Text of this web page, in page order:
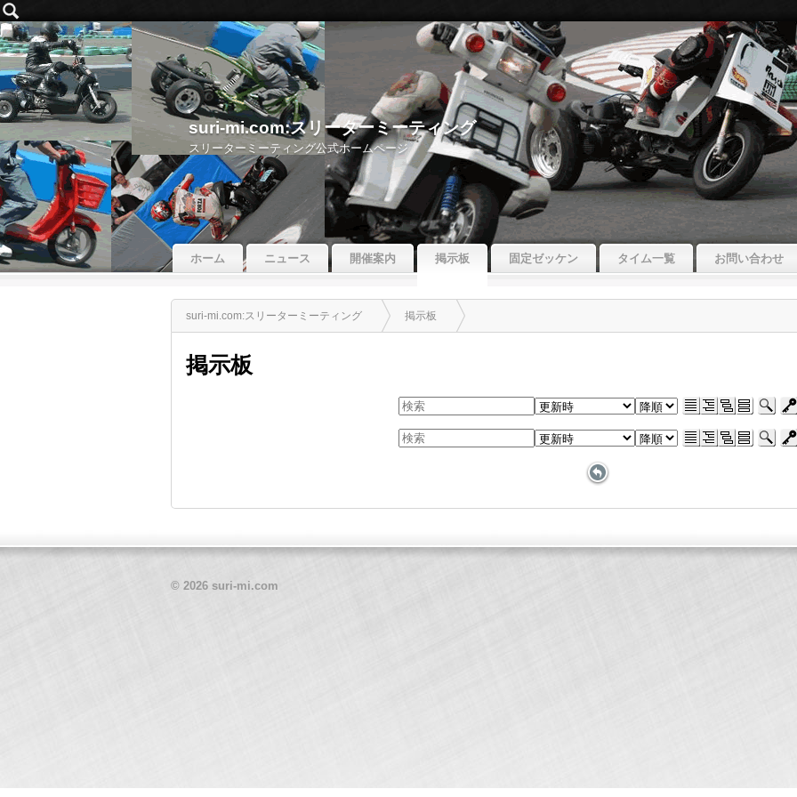
suri-mi.com:スリーターミーティング
スリーターミーティング公式ホームページ
ホーム ニュース 開催案内 掲示板 固定ゼッケン タイム一覧 お問い合わせ
suri-mi.com:スリーターミーティング 掲示板
掲示板
© 2026 suri-mi.com